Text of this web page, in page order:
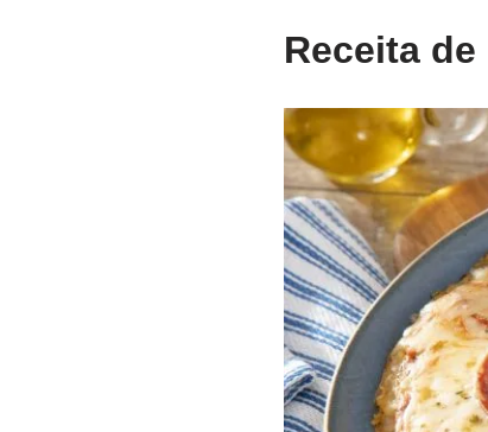
Receita de